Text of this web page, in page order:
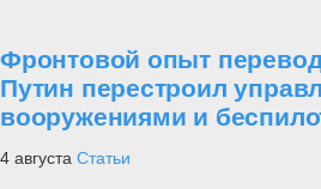
Фронтовой опыт
Путин перестроил
вооружениями и
4 августа Статьи